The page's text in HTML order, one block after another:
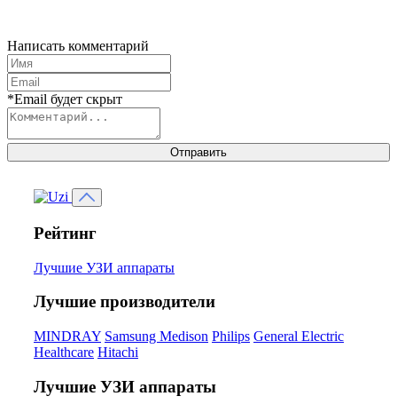
Написать комментарий
*Email будет скрыт
Отправить
Рейтинг
Лучшие УЗИ аппараты
Лучшие производители
MINDRAY Samsung Medison Philips General Electric
Healthcare Hitachi
Лучшие УЗИ аппараты